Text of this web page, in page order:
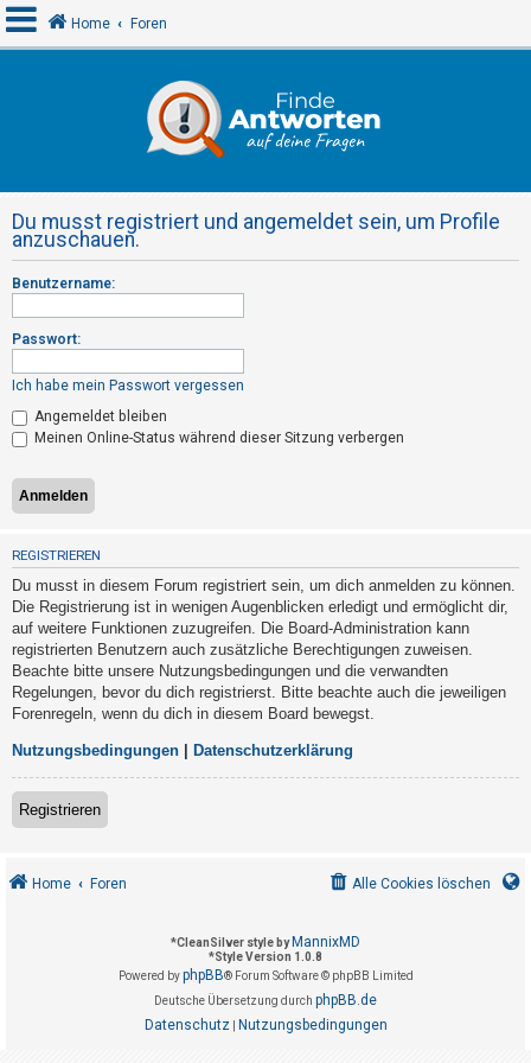
e
l
d
e
n
R
e
i
s
t
r
i
e
r
e
n
U
n
e
Home Foren
Du musst registriert und angemeldet sein, um Profile
anzuschauen.
Benutzername:
Passwort:
Ich habe mein Passwort vergessen
Angemeldet bleiben
Meinen Online-Status während dieser Sitzung verbergen
REGISTRIEREN
Du musst in diesem Forum registriert sein, um dich anmelden zu können.
Die Registrierung ist in wenigen Augenblicken erledigt und ermöglicht dir,
auf weitere Funktionen zuzugreifen. Die Board-Administration kann
registrierten Benutzern auch zusätzliche Berechtigungen zuweisen.
Beachte bitte unsere Nutzungsbedingungen und die verwandten
Regelungen, bevor du dich registrierst. Bitte beachte auch die jeweiligen
Forenregeln, wenn du dich in diesem Board bewegst.
Nutzungsbedingungen Datenschutzerklärung
Registrieren
Home Foren Alle Cookies löschen
*CleanSilver style by MannixMD
*Style Version 1.0.8
Powered byphpBB® Forum Software © phpBB Limited
Deutsche Übersetzung durch phpBB.de
Datenschutz| Nutzungsbedingungen